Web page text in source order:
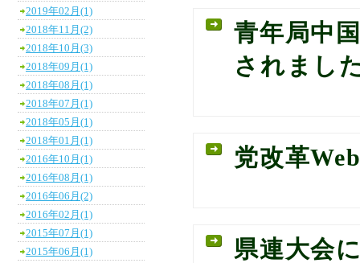
青年局中
されまし
党改革
県連大会
2019年02月(1)
2018年11月(2)
2018年10月(3)
2018年09月(1)
2018年08月(1)
2018年07月(1)
2018年05月(1)
2018年01月(1)
2016年10月(1)
2016年08月(1)
2016年06月(2)
2016年02月(1)
2015年07月(1)
2015年06月(1)